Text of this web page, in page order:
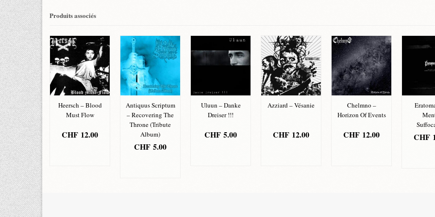
Produits associés
–
Dame
Misère
5.00
Heersch – Blood
Must Flow
CHF 12.00
Antiquus Scriptum
– Recovering The
Throne (Tribute
Album)
CHF 5.00
Uluun – Danke
Dreiser !!!
CHF 5.00
Azziard – Vésanie
CHF 12.00
Chelmno –
Horizon Of Events
CHF 12.00 CHF